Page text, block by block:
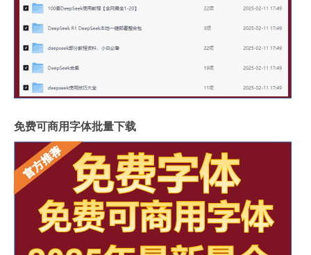
免费可商用字体批量下载